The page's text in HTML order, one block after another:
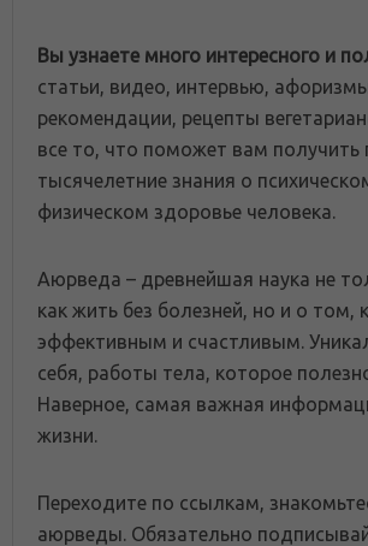
Вы узнаете много интересного и
статьи, видео, интервью,
рекомендации, рецепты
все то, что поможет вам получить
тысячелетние знания о
физическом здоровье человека.
Аюрведа – древнейшая наука не
как жить без болезней, но и о том,
эффективным и счастливым.
себя, работы тела, которое
Наверное, самая важная
жизни.
Переходите по ссылкам,
аюрведы. Обязательно